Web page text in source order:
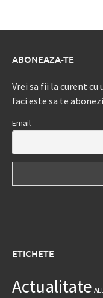
ABONEAZA-TE
Vrei sa fii la curent
faci este sa te
Email
ETICHETE
Actualitate